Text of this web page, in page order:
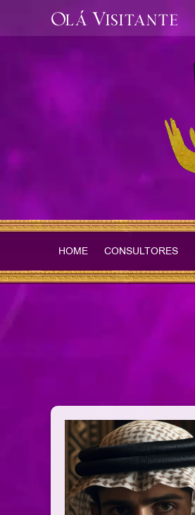
Olá Visitante
HOME CONSULTORES